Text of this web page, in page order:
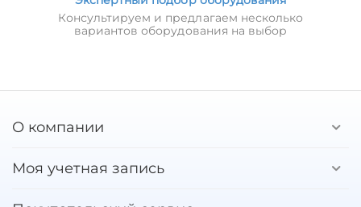
Консультируем и предлагаем несколько
вариантов оборудования на выбор
О компании
Моя учетная запись